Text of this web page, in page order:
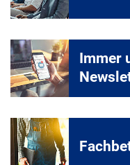
Immer